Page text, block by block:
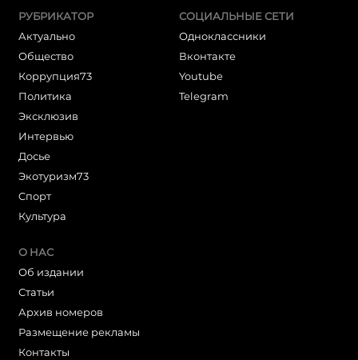
РУБРИКАТОР
Актуально
Общество
Коррупция73
Политика
Эксклюзив
Интервью
Досье
Экотуризм73
Cпорт
Культура
СОЦИАЛЬНЫЕ СЕТИ
Одноклассники
Вконтакте
Youtube
Telegram
О НАС
Об издании
Статьи
Архив номеров
Размещение рекламы
Контакты